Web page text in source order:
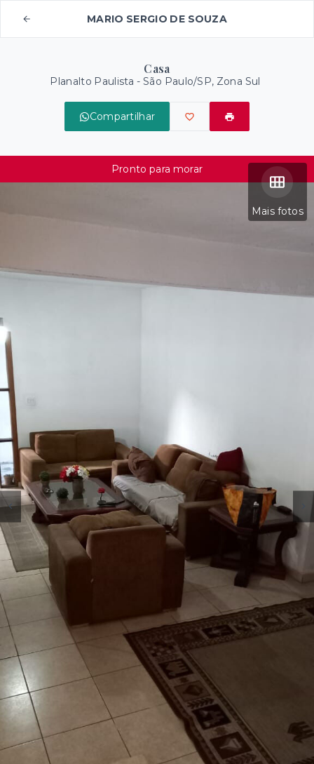
MARIO SERGIO DE SOUZA
Casa
Planalto Paulista - São Paulo/SP, Zona Sul
Compartilhar
Mais fotos
Pronto para morar